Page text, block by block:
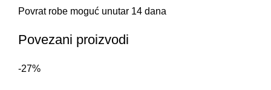
Povrat robe moguć unutar 14 dana
Povezani proizvodi
-27%